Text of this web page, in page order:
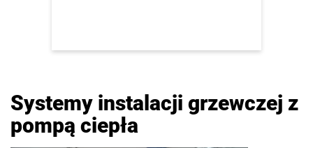
Systemy instalacji grzewczej z
pompą ciepła